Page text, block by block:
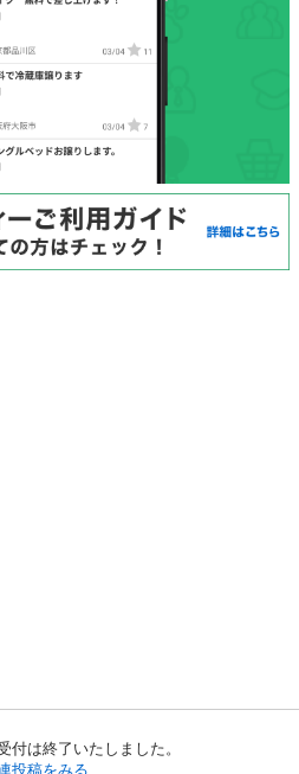
付は終了いたしました。
投稿をみる